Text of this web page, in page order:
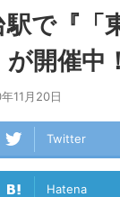
駅で『「
が開催中
11月20日
Twitter
Hatena